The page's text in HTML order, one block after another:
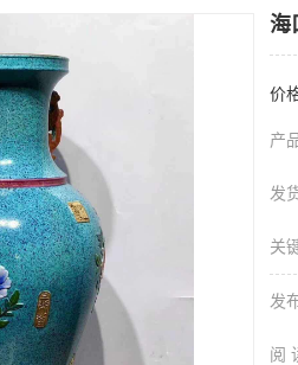
海
价
产
发
关
发
阅